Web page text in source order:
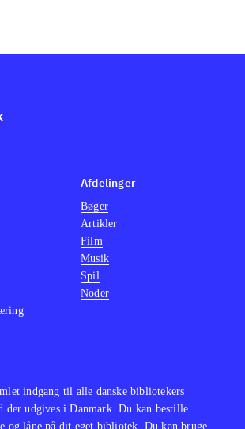
indgang til alle danske bibliotekers
der udgives i Danmark. Du kan bestille
og låne på dit eget bibliotek. Du kan bruge
Afdelinger
Bøger
Artikler
Film
Musik
Spil
Noder